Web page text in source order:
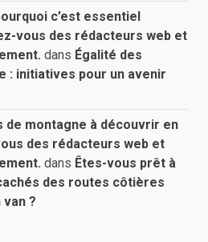
c’est essentiel
vous des rédacteurs web et
dans Égalité des
: initiatives pour un avenir
de montagne à découvrir en
des rédacteurs web et
dans Êtes-vous prêt à
des routes côtières
?